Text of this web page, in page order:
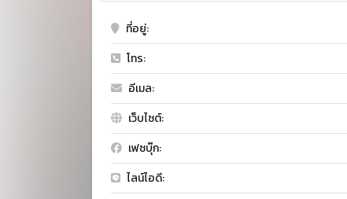
ที่อยู่:
โทร:
อีเมล:
เว็บไซต์:
เฟซบุ๊ก:
ไลน์ไอดี: